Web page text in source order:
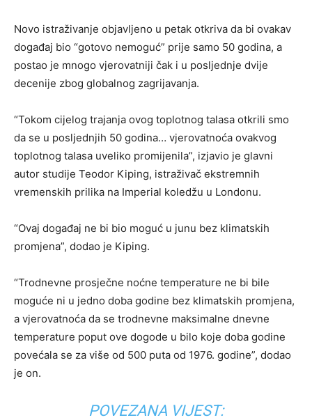
Novo istraživanje objavljeno u petak otkriva da bi ovakav
događaj bio “gotovo nemoguć” prije samo 50 godina, a
postao je mnogo vjerovatniji čak i u posljednje dvije
decenije zbog globalnog zagrijavanja.
“Tokom cijelog trajanja ovog toplotnog talasa otkrili smo
da se u posljednjih 50 godina… vjerovatnoća ovakvog
toplotnog talasa uveliko promijenila”, izjavio je glavni
autor studije Teodor Kiping, istraživač ekstremnih
vremenskih prilika na Imperial koledžu u Londonu.
“Ovaj događaj ne bi bio moguć u junu bez klimatskih
promjena”, dodao je Kiping.
“Trodnevne prosječne noćne temperature ne bi bile
moguće ni u jedno doba godine bez klimatskih promjena,
a vjerovatnoća da se trodnevne maksimalne dnevne
temperature poput ove dogode u bilo koje doba godine
povećala se za više od 500 puta od 1976. godine”, dodao
je on.
POVEZANA VIJEST: